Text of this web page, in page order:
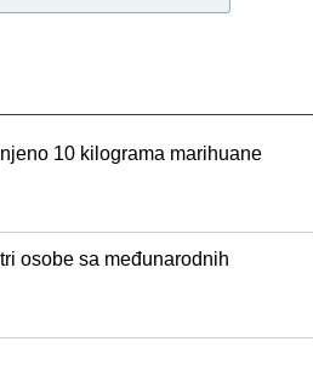
10 kilograma marihuane
osobe sa međunarodnih